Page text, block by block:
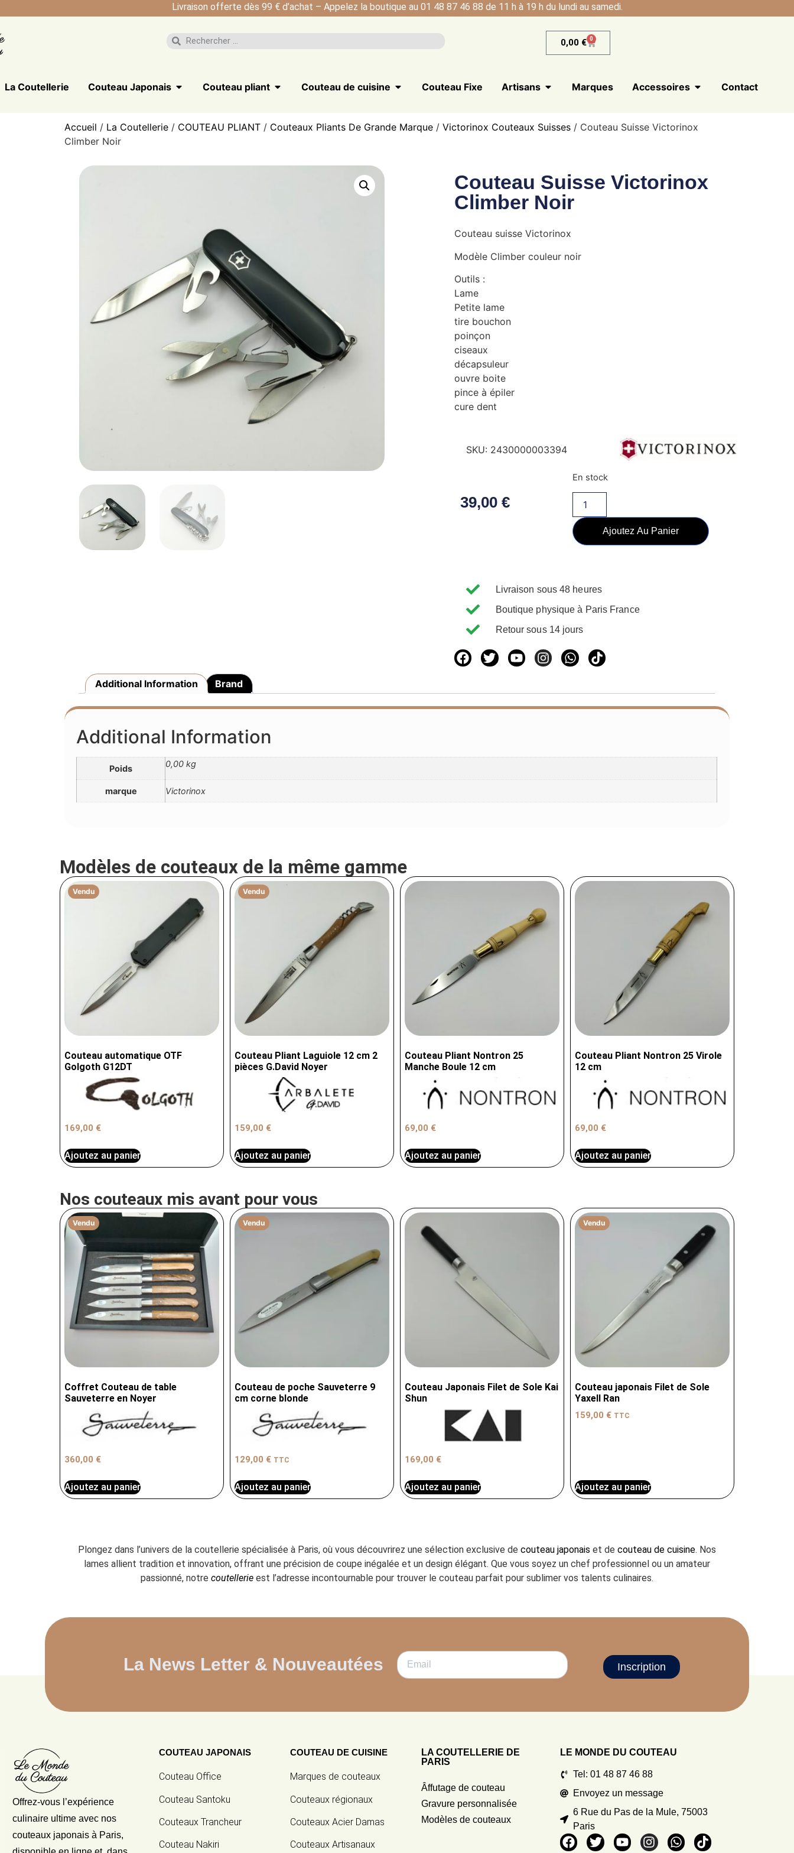
Livraison offerte dès 99 € d’achat – Appelez la boutique au 01 48 87 46 88 de 11 h à 19 h du lundi au samedi.
0,00 € 0
La Coutellerie Couteau Japonais Couteau pliant Couteau de cuisine Couteau Fixe Artisans Marques Accessoires Contact
Accueil / La Coutellerie / COUTEAU PLIANT / Couteaux Pliants De Grande Marque /Victorinox Couteaux Suisses / Couteau Suisse Victorinox
Climber Noir
Couteau Suisse Victorinox
Climber Noir
Couteau suisse Victorinox
Modèle Climber couleur noir
Outils :
Lame
Petite lame
tire bouchon
poinçon
ciseaux
décapsuleur
ouvre boite
pince à épiler
cure dent
SKU: 2430000003394
39,00 €
En stock
Ajoutez Au Panier
Livraison sous 48 heures
Boutique physique à Paris France
Retour sous 14 jours
Additional Information Brand
Additional Information
Poids 0,00 kg
marque Victorinox
Modèles de couteaux de la même gamme
Vendu
Couteau automatique OTF
Golgoth G12DT
169,00 €
Ajoutez au panier
Vendu
Couteau Pliant Laguiole 12 cm 2
pièces G.David Noyer
159,00 €
Ajoutez au panier
Couteau Pliant Nontron 25
Manche Boule 12 cm
69,00 €
Ajoutez au panier
Couteau Pliant Nontron 25 Virole
12 cm
69,00 €
Ajoutez au panier
Nos couteaux mis avant pour vous
Vendu
Coffret Couteau de table
Sauveterre en Noyer
360,00 €
Ajoutez au panier
Vendu
Couteau de poche Sauveterre 9
cm corne blonde
129,00 € TTC
Ajoutez au panier
Couteau Japonais Filet de Sole Kai
Shun
169,00 €
Ajoutez au panier
Vendu
Couteau japonais Filet de Sole
Yaxell Ran
159,00 € TTC
Ajoutez au panier
Plongez dans l’univers de la coutellerie spécialisée à Paris, où vous découvrirez une sélection exclusive de couteau japonais et de couteau de cuisine. Nos
lames allient tradition et innovation, offrant une précision de coupe inégalée et un design élégant. Que vous soyez un chef professionnel ou un amateur
passionné, notre coutellerieest l’adresse incontournable pour trouver le couteau parfait pour sublimer vos talents culinaires.
La News Letter & Nouveautées Inscription
Offrez-vous l’expérience
culinaire ultime avec nos
couteaux japonais à Paris,
COUTEAU JAPONAIS
Couteau Office
Couteau Santoku
Couteaux Trancheur
Couteau Nakiri
COUTEAU DE CUISINE
Marques de couteaux
Couteaux régionaux
Couteaux Acier Damas
Couteaux Artisanaux
LA COUTELLERIE DE
PARIS
Âffutage de couteau
Gravure personnalisée
Modèles de couteaux
LE MONDE DU COUTEAU
Tel: 01 48 87 46 88
Envoyez un message
6 Rue du Pas de la Mule, 75003
Paris